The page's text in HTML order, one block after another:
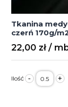
Tkanina
czerń 170g/
22,00 zł
- ilość
Tkanina
+